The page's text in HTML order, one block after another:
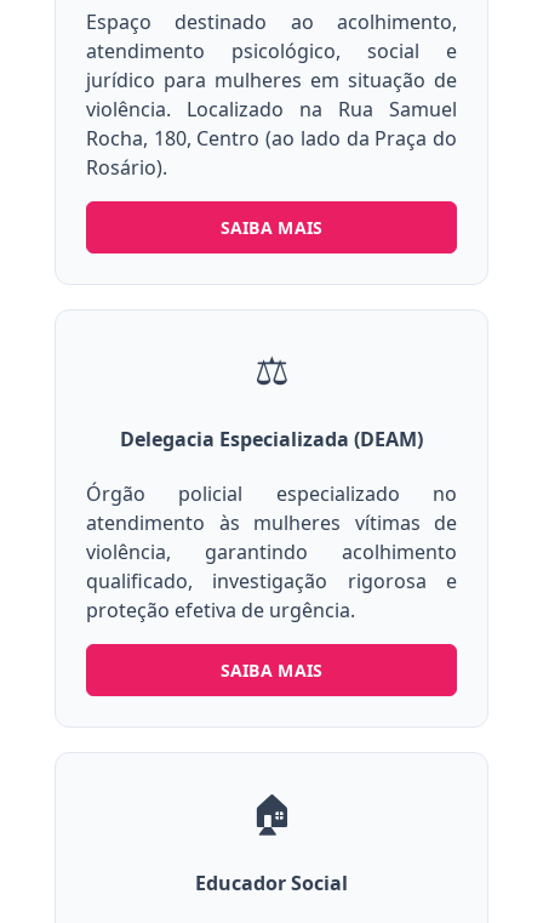
Espaço destinado ao acolhimento,
atendimento psicológico, social e
jurídico para mulheres em situação de
violência. Localizado na Rua Samuel
Rocha, 180, Centro (ao lado da Praça do
Rosário).
SAIBA MAIS
⚖️
Delegacia Especializada (DEAM)
Órgão policial especializado no
atendimento às mulheres vítimas de
violência, garantindo acolhimento
qualificado, investigação rigorosa e
proteção efetiva de urgência.
SAIBA MAIS
🏠
Educador Social